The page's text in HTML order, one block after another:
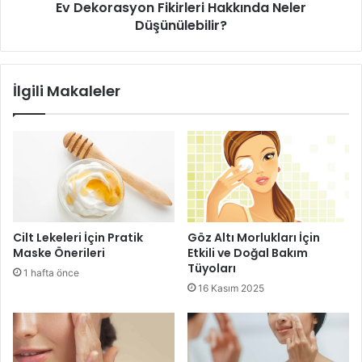
neden olan elementlerin çözülmesine yardımcıdır.
Kullanımı, cilt tipine uygun bir temizleme ürünü ile cildi
olan alın, burun ve çene bölgesine jojoba yağı uygulama
şeklindedir.
Jojoba Yağının Cilde Faydaları
Ev Dekorasyon Fikirleri Hakkında Neler
Düşünülebilir?
İlgili Makaleler
Cilt Lekeleri İçin Pratik
Maske Önerileri
1 hafta önce
Göz Altı Morlukları İçin
Etkili ve Doğal Bakım
Tüyoları
16 Kasım 2025